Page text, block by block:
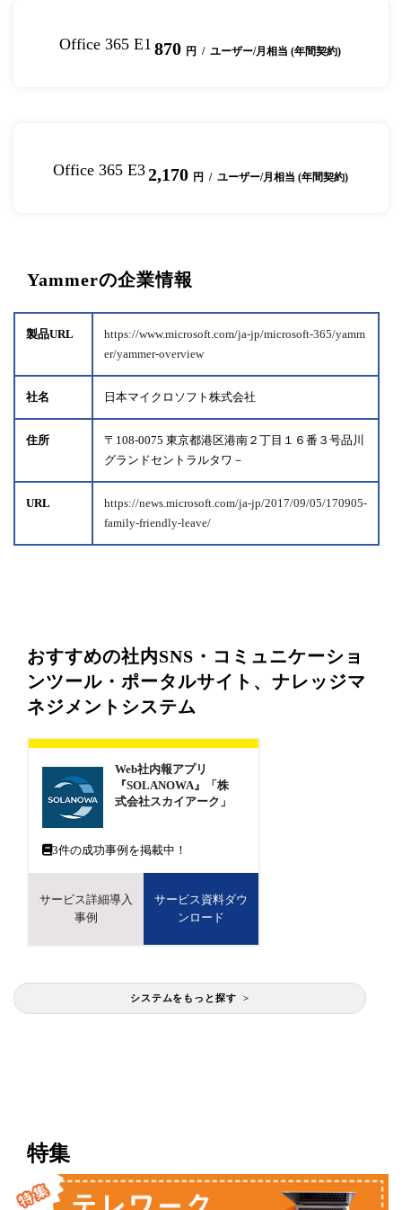
Office 365 E1 870 円 / ユーザー/月相当 (年間契約)
Office 365 E32,170 円 / ユーザー/月相当 (年間契約)
Yammerの企業情報
製品URL
https://www.microsoft.com/ja-jp/microsoft-365/yamm
er/yammer-overview
社名 日本マイクロソフト株式会社
住所
〒108-0075 東京都港区港南２丁目１６番３号品川
グランドセントラルタワ－
URL
https://news.microsoft.com/ja-jp/2017/09/05/170905-
family-friendly-leave/
おすすめの社内SNS・コミュニケーショ
ンツール・ポータルサイト、ナレッジマ
ネジメントシステム
Web社内報アプリ
『SOLANOWA』「株
式会社スカイアーク」
3件の成功事例を掲載中！
サービス詳細導入
事例
サービス資料ダウ
ンロード
システムをもっと探す >
特集